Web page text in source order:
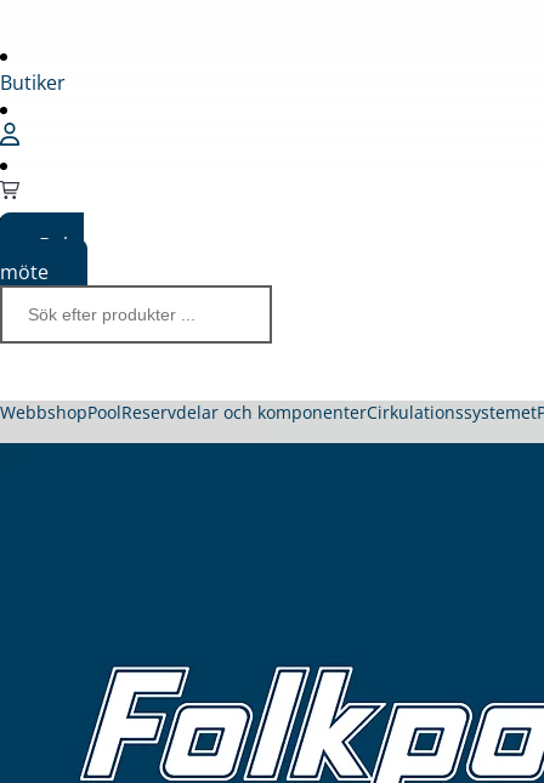
Butiker
Boka
möte
WebbshopPoolReservdelar och komponenterCirkulationssystemet